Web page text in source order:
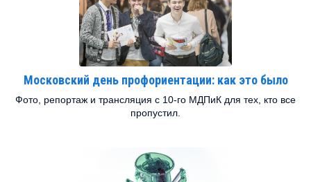
Московский день профориентации: как это было
Фото, репортаж и трансляция с 10-го МДПиК для тех, кто все
пропустил.